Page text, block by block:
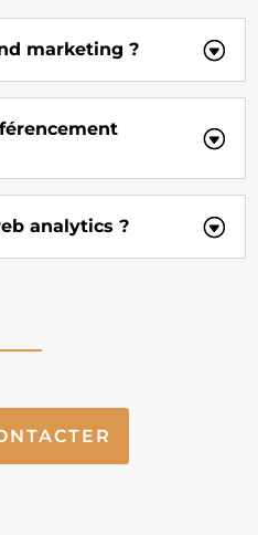
marketing ?
analytics ?